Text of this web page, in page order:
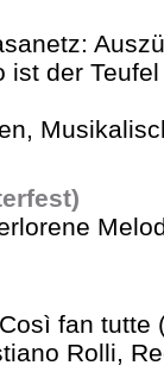
der
fan tutte
Rolli,